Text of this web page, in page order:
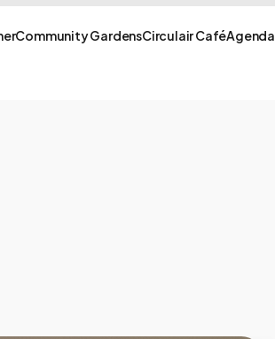
Community GardensCirculair CaféAgenda